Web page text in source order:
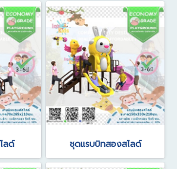
ลด์ ชุดแรบบิทสองสไลด์